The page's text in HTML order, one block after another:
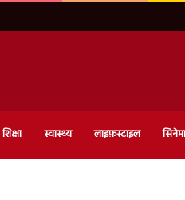
शिक्षा स्वास्थ्य लाइफ़स्टाइल सिनेमा